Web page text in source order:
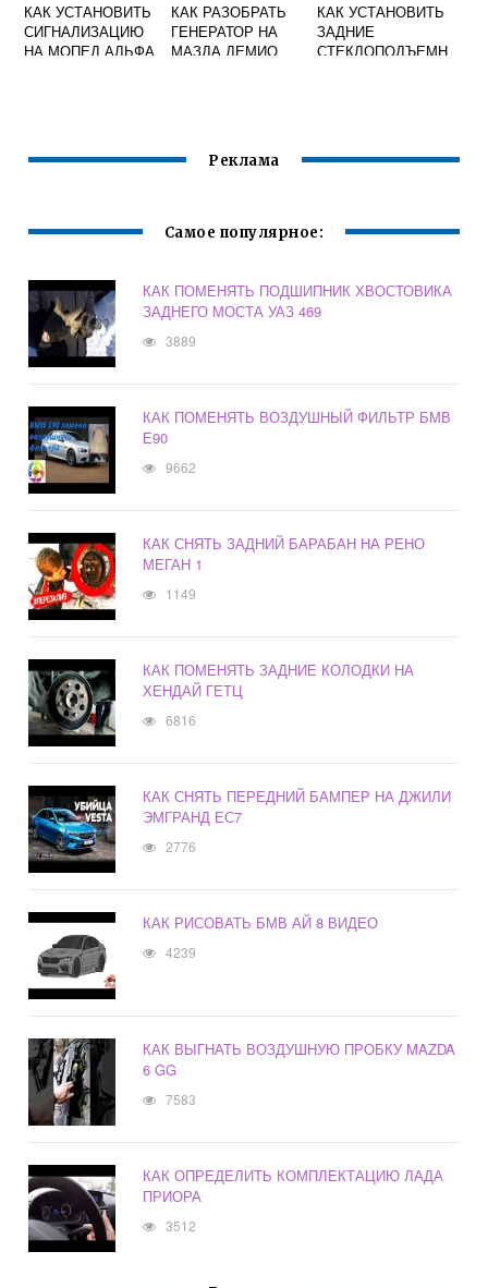
КАК УСТАНОВИТЬ
СИГНАЛИЗАЦИЮ
НА МОПЕД АЛЬФА
КАК РАЗОБРАТЬ
ГЕНЕРАТОР НА
МАЗДА ДЕМИО
КАК УСТАНОВИТЬ
ЗАДНИЕ
СТЕКЛОПОДЪЕМН
Реклама
Самое популярное:
КАК ПОМЕНЯТЬ ПОДШИПНИК ХВОСТОВИКА
ЗАДНЕГО МОСТА УАЗ 469
3889
КАК ПОМЕНЯТЬ ВОЗДУШНЫЙ ФИЛЬТР БМВ
Е90
9662
КАК СНЯТЬ ЗАДНИЙ БАРАБАН НА РЕНО
МЕГАН 1
1149
КАК ПОМЕНЯТЬ ЗАДНИЕ КОЛОДКИ НА
ХЕНДАЙ ГЕТЦ
6816
КАК СНЯТЬ ПЕРЕДНИЙ БАМПЕР НА ДЖИЛИ
ЭМГРАНД ЕС7
2776
КАК РИСОВАТЬ БМВ АЙ 8 ВИДЕО
4239
КАК ВЫГНАТЬ ВОЗДУШНУЮ ПРОБКУ MAZDA
6 GG
7583
КАК ОПРЕДЕЛИТЬ КОМПЛЕКТАЦИЮ ЛАДА
ПРИОРА
3512